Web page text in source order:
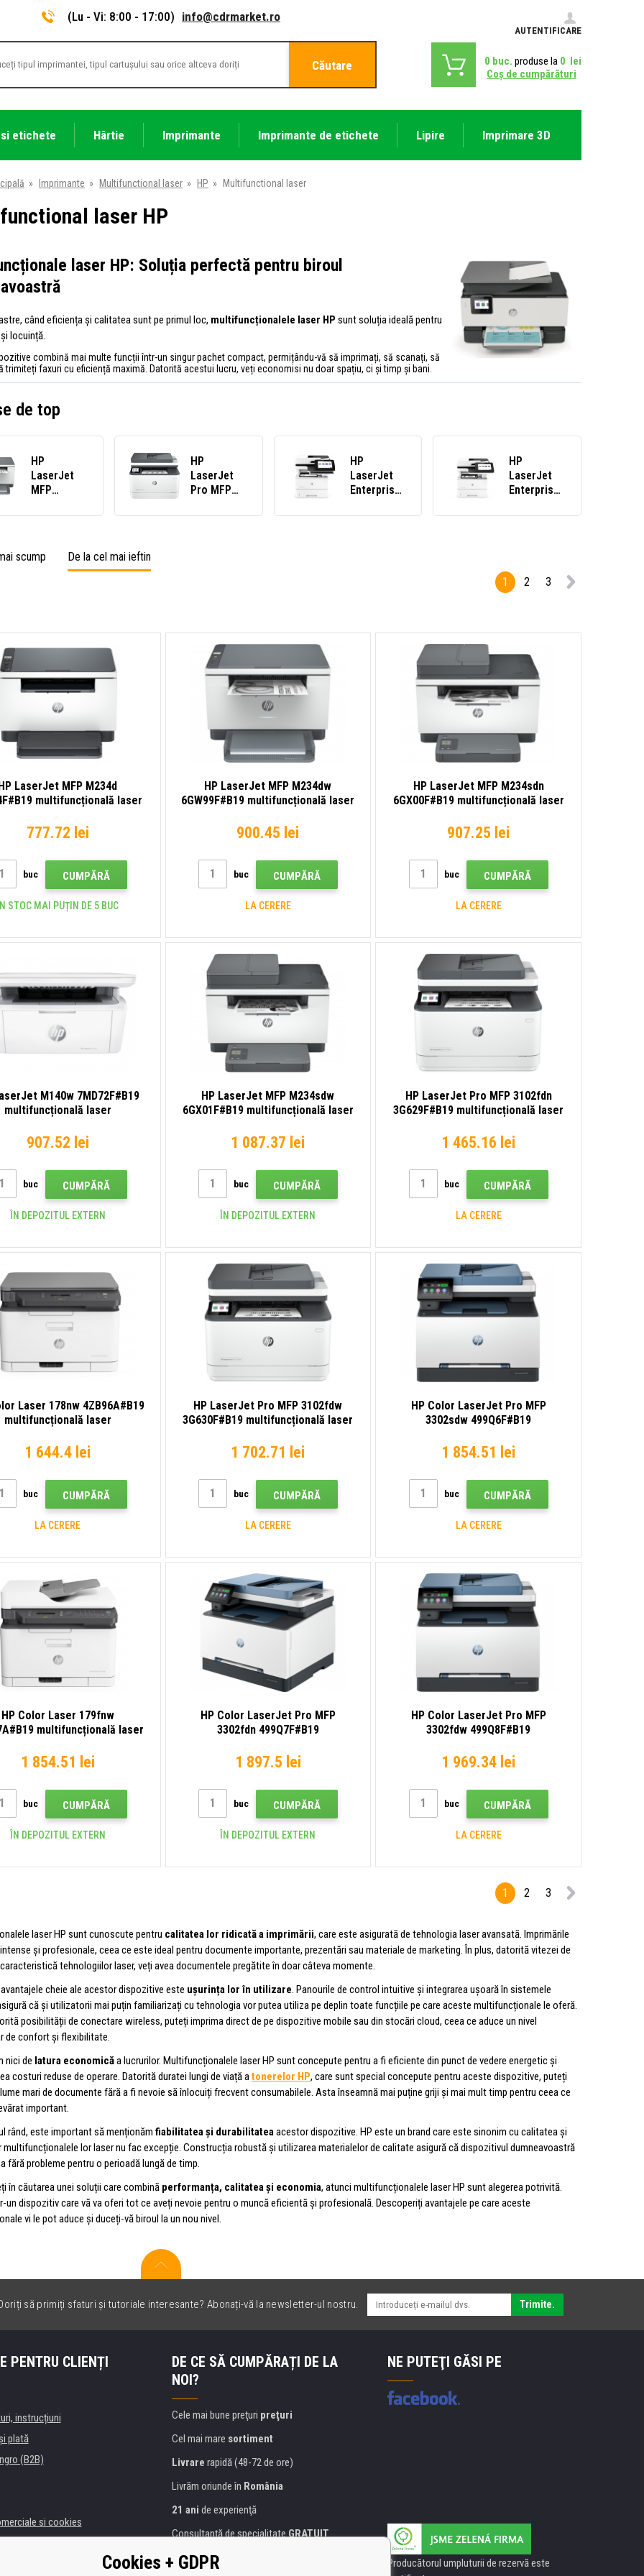
(Lu - Vi: 8:00 - 17:00) info@cdrmarket.ro
AUTENTIFICARE
Căutare 0 buc. produse la 0 lei
Coş de cumpărături
etichete Hârtie Imprimante Imprimante de etichete Lipire Imprimare 3D
» Imprimante » Multifunctional laser » HP » Multifunctional laser
laser HP
laser HP: Soluția perfectă pentru biroul
când eficiența și calitatea sunt pe primul loc, multifuncționalele laser HP sunt soluția ideală pentru
locuință.
combină mai multe funcții într-un singur pachet compact, permițându-vă să imprimați, să scanați, să
trimiteți faxuri cu eficiență maximă. Datorită acestui lucru, veți economisi nu doar spațiu, ci și timp și bani.
de top
HP
LaserJet
MFP
6GW99F#B19
HP
LaserJet
Pro MFP
3G630F#B19
HP
LaserJet
Enterprise
1PV67A#B19
HP
LaserJet
Enterprise
1PV65A#B19
scump
De la cel mai ieftin
1
2 3
LaserJet MFP M234d
multifuncțională laser
777.72 lei
buc CUMPĂRĂ
STOC MAI PUȚIN DE 5 BUC
HP LaserJet MFP M234dw
6GW99F#B19 multifuncțională laser
900.45 lei
buc CUMPĂRĂ
LA CERERE
HP LaserJet MFP M234sdn
6GX00F#B19 multifuncțională laser
907.25 lei
buc CUMPĂRĂ
LA CERERE
M140w 7MD72F#B19
multifuncțională laser
907.52 lei
buc CUMPĂRĂ
ÎN DEPOZITUL EXTERN
HP LaserJet MFP M234sdw
6GX01F#B19 multifuncțională laser
1 087.37 lei
buc CUMPĂRĂ
ÎN DEPOZITUL EXTERN
HP LaserJet Pro MFP 3102fdn
3G629F#B19 multifuncțională laser
1 465.16 lei
buc CUMPĂRĂ
LA CERERE
Laser 178nw 4ZB96A#B19
multifuncțională laser
1 644.4 lei
buc CUMPĂRĂ
LA CERERE
HP LaserJet Pro MFP 3102fdw
3G630F#B19 multifuncțională laser
1 702.71 lei
buc CUMPĂRĂ
LA CERERE
HP Color LaserJet Pro MFP
3302sdw 499Q6F#B19
1 854.51 lei
buc CUMPĂRĂ
LA CERERE
HP Color Laser 179fnw
multifuncțională laser
1 854.51 lei
buc CUMPĂRĂ
ÎN DEPOZITUL EXTERN
HP Color LaserJet Pro MFP
3302fdn 499Q7F#B19
1 897.5 lei
buc CUMPĂRĂ
ÎN DEPOZITUL EXTERN
HP Color LaserJet Pro MFP
3302fdw 499Q8F#B19
1 969.34 lei
buc CUMPĂRĂ
LA CERERE
1 2 3
laser HP sunt cunoscute pentru calitatea lor ridicată a imprimării, care este asigurată de tehnologia laser avansată. Imprimările
și profesionale, ceea ce este ideal pentru documente importante, prezentări sau materiale de marketing. În plus, datorită vitezei de
tehnologiilor laser, veți avea documentele pregătite în doar câteva momente.
cheie ale acestor dispozitive este ușurința lor în utilizare . Panourile de control intuitive și integrarea ușoară în sistemele
că și utilizatorii mai puțin familiarizați cu tehnologia vor putea utiliza pe deplin toate funcțiile pe care aceste multifuncționale le oferă.
posibilității de conectare wireless, puteți imprima direct de pe dispozitive mobile sau din stocări cloud, ceea ce aduce un nivel
de confort și flexibilitate.
nici de latura economicăa lucrurilor. Multifuncționalele laser HP sunt concepute pentru a fi eficiente din punct de vedere energetic și
costuri reduse de operare. Datorită duratei lungi de viață a tonerelor HP, care sunt special concepute pentru aceste dispozitive, puteți
mari de documente fără a fi nevoie să înlocuiți frecvent consumabilele. Asta înseamnă mai puține griji și mai mult timp pentru ceea ce
important.
rând, este important să menționăm fiabilitatea și durabilitatea acestor dispozitive. HP este un brand care este sinonim cu calitatea și
multifuncționalele lor laser nu fac excepție. Construcția robustă și utilizarea materialelor de calitate asigură că dispozitivul dumneavoastră
fără probleme pentru o perioadă lungă de timp.
în căutarea unei soluții care combină performanța, calitatea și economia, atunci multifuncționalele laser HP sunt alegerea potrivită.
un dispozitiv care vă va oferi tot ce aveți nevoie pentru o muncă eficientă și profesională. Descoperiți avantajele pe care aceste
vi le pot aduce și duceți-vă biroul la un nou nivel.
să primiți sfaturi și tutoriale interesante? Abonați-vă la newsletter-ul nostru. Trimite.
PENTRU CLIENȚI
instrucțiuni
plată
(B2B)
si cookies
DE CE SĂ CUMPĂRAȚI DE LA
NOI?
Cele mai bune preţuri preţuri
Cel mai mare sortiment
Livrare rapidă (48-72 de ore)
Livrăm oriunde în România
21 ani de experienţă
Consultanţă de specialitate GRATUIT
Abordarea amabilă
NE PUTEŢI GĂSI PE
Producătorul umpluturii de rezervă este
Cookies + GDPR